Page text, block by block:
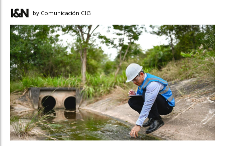
by Comunicación CIG